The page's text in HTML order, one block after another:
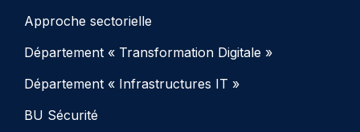
Approche sectorielle
Département « Transformation Digitale »
Département « Infrastructures IT »
BU Sécurité